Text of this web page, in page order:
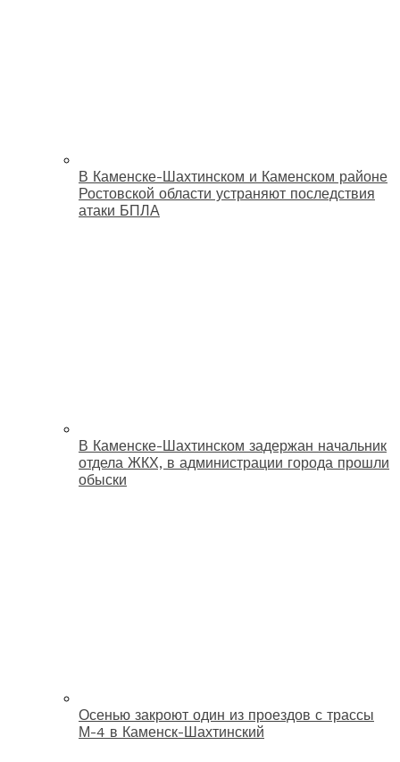
В Каменске-Шахтинском и Каменском районе
Ростовской области устраняют последствия
атаки БПЛА
В Каменске-Шахтинском задержан начальник
отдела ЖКХ, в администрации города прошли
обыски
Осенью закроют один из проездов с трассы
М-4 в Каменск-Шахтинский